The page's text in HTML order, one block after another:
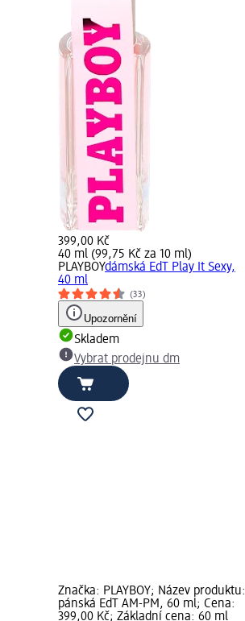
399,00 Kč
40 ml (99,75 Kč za 10 ml)
PLAYBOYdámská EdT Play It Sexy,
40 ml
(33)
Upozornění
Skladem
Vybrat prodejnu dm
Značka: PLAYBOY; Název produktu:
pánská EdT AM-PM, 60 ml; Cena:
399,00 Kč; Základní cena: 60 ml